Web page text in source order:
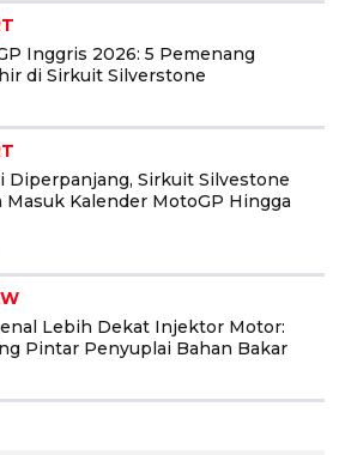
Inggris 2026: 5 Pemenang
di Sirkuit Silverstone
Diperpanjang, Sirkuit Silvestone
Masuk Kalender MotoGP Hingga
Lebih Dekat Injektor Motor:
Pintar Penyuplai Bahan Bakar